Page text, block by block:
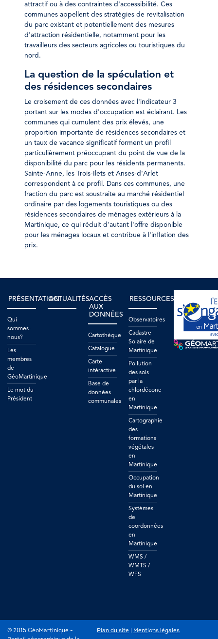
attractif ou à des contraintes d'accessibilité. Ces
communes appellent des stratégies de revitalisation
du parc existant et potentiellement des mesures
d'attraction résidentielle, notamment pour les
travailleurs des secteurs agricoles ou touristiques du
nord.
La question de la spéculation et
des résidences secondaires
Le croisement de ces données avec l'indicateur 3
portant sur les modes d'occupation est éclairant. Les
communes qui cumulent des prix élevés, une
proportion importante de résidences secondaires et
un taux de vacance significatif forment un profil
particulièrement préoccupant du point de vue de la
disponibilité du parc pour les résidents permanents.
Sainte-Anne, les Trois-Ilets et Anses-d'Arlet
correspondent à ce profil. Dans ces communes, une
fraction du parc est soustraite au marché résidentiel
ordinaire par des logements touristiques ou des
résidences secondaires de ménages extérieurs à la
Martinique, ce qui réduit d'autant l'offre disponible
pour les ménages locaux et contribue à l'inflation des
prix.
PRÉSENTATION
Qui
sommes-
nous?
Les
membres
de
GéoMartinique
Le mot du
Président
ACTUALITÉSACCÈS
AUX
DONNÉES
Cartothèque
Catalogue
Carte
intéractive
Base de
données
communales
RESSOURCES
Observatoires
Cadastre
Solaire de
Martinique
Pollution
des sols
par la
chlordécone
en
Martinique
Cartographie
des
formations
végétales
en
Martinique
Occupation
du sol en
Martinique
Systèmes
de
coordonnées
en
Martinique
WMS /
WMTS /
WFS
© 2015 GéoMartinique -
Plan du site Mentions légales